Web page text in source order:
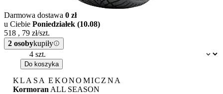
Dostępność:
Darmowa dostawa 0 zł
u Ciebie Poniedziałek (10.08)
518 , 79 zł/szt.
2 osobykupiły
Do koszyka
KLASA EKONOMICZNA
Kormoran ALL SEASON